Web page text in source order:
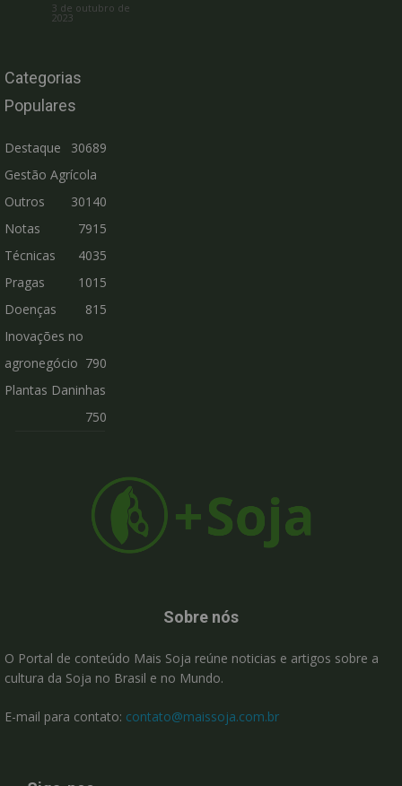
3 de outubro de
2023
Categorias
Populares
Destaque
30689
Gestão Agrícola
30140
Outros
7915
Notas
Técnicas
4035
Pragas
1015
Doenças
815
Inovações no
agronegócio 790
Plantas Daninhas
750
Sobre nós
O Portal de conteúdo Mais Soja reúne noticias e artigos sobre a
cultura da Soja no Brasil e no Mundo.
E-mail para contato: contato@maissoja.com.br